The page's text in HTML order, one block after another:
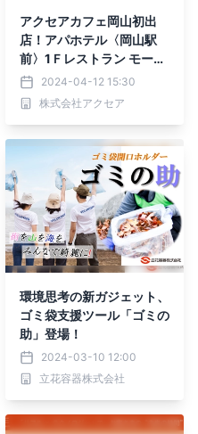
アクセアカフェ岡山初出
店！アパホテル〈岡山駅
前〉1Ｆレストラン モーニ
ングファーム内にオープ
ン！
2024-04-12 15:30
株式会社アクセア
環境思考の新ガジェット、
ゴミ袋支援ツール「ゴミの
助」登場！
2024-03-10 12:00
立花容器株式会社